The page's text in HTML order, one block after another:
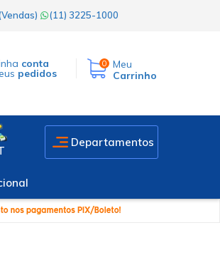
(11) 3225-1000
conta
pedidos
0
Meu
Carrinho
Departamentos